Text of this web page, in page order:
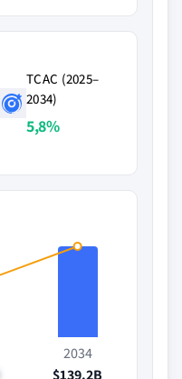
TCAC (2025–
2034)
5,8%
2034
$139.2B